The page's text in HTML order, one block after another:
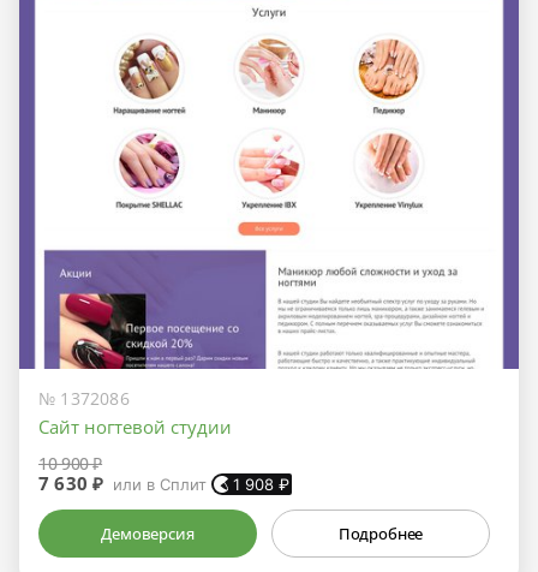
№ 1372086
Сайт ногтевой студии
10 900 ₽
7 630 ₽ или в Сплит 1 908 ₽
Демоверсия Подробнее